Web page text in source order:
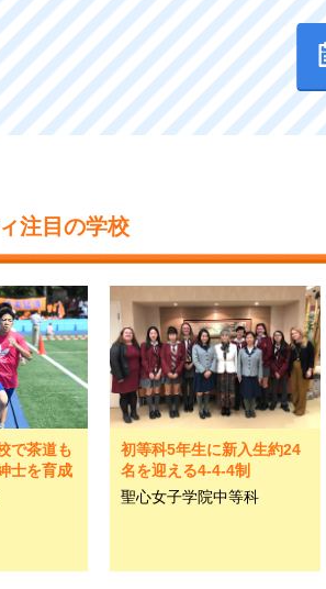
注目の学校
で茶道も
士を育成
初等科5年生に新入生約24
名を迎える4-4-4制
聖心女子学院中等科